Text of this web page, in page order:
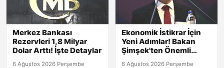
Merkez Bankası
Rezervleri 1,8 Milyar
Dolar Arttı! İşte Detaylar
6 Ağustos 2026 Perşembe
Ekonomik İstikrar İçin
Yeni Adımlar! Bakan
Şimşek'ten Önemli
6 Ağustos 2026 Perşembe